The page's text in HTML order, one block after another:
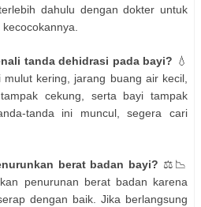
dahulu dengan dokter untuk
tanda dehidrasi pada bayi? 💧
kering, jarang buang air kecil,
cekung, serta bayi tampak
tanda ini muncul, segera cari
berat badan bayi? ⚖️📉
penurunan berat badan karena
dengan baik. Jika berlangsung